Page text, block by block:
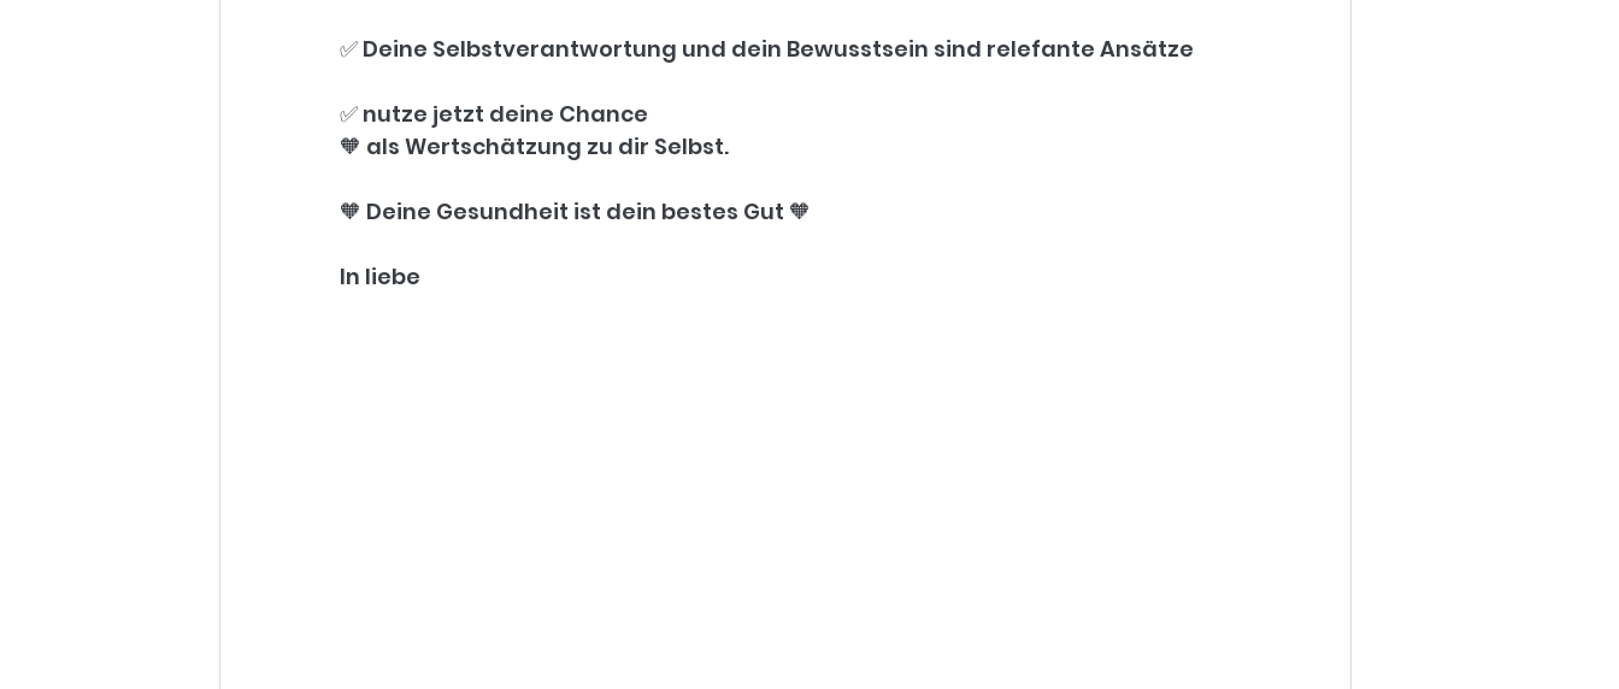
✅️ Deine Selbstverantwortung und dein Bewusstsein sind relefante Ansätze
✅️ nutze jetzt deine Chance
🧡️ als Wertschätzung zu dir Selbst.
🧡 Deine Gesundheit ist dein bestes Gut 🧡
In liebe